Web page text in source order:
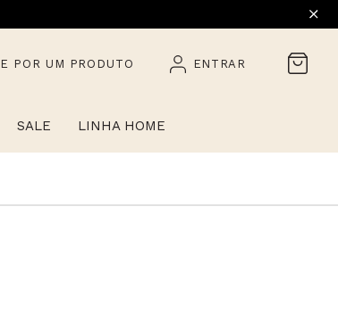
| 1ª TROCA GRÁTIS
POR UM PRODUTO ENTRAR
SALE LINHA HOME